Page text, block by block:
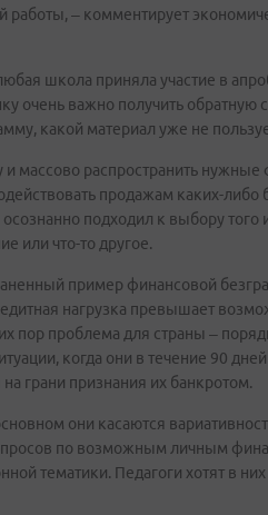
работы, – комментирует
школа приняла участие в
очень важно получить обратную
какой материал уже не
и массово распространить
продажам каких-либо
подходил к выбору того
или что-то другое.
пример финансовой
нагрузка превышает
пор проблема для страны –
когда они в течение 90
грани признания их банкротом.
они касаются
по возможным личным
тематики. Педагоги хотят в